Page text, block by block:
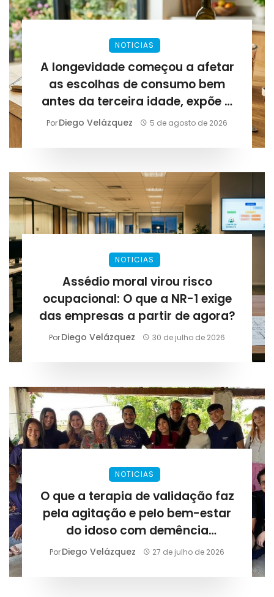
NOTICIAS
A longevidade começou a afetar
as escolhas de consumo bem
antes da terceira idade, expõe a
Lirius Suplementos
PorDiego Velázquez 5 de agosto de 2026
NOTICIAS
Assédio moral virou risco
ocupacional: O que a NR-1 exige
das empresas a partir de agora?
PorDiego Velázquez 30 de julho de 2026
NOTICIAS
O que a terapia de validação faz
pela agitação e pelo bem-estar
do idoso com demência
avançada?
PorDiego Velázquez 27 de julho de 2026